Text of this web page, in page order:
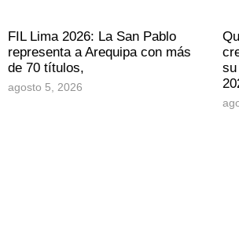
FIL Lima 2026: La San Pablo
representa a Arequipa con más
de 70 títulos,
agosto 5, 2026